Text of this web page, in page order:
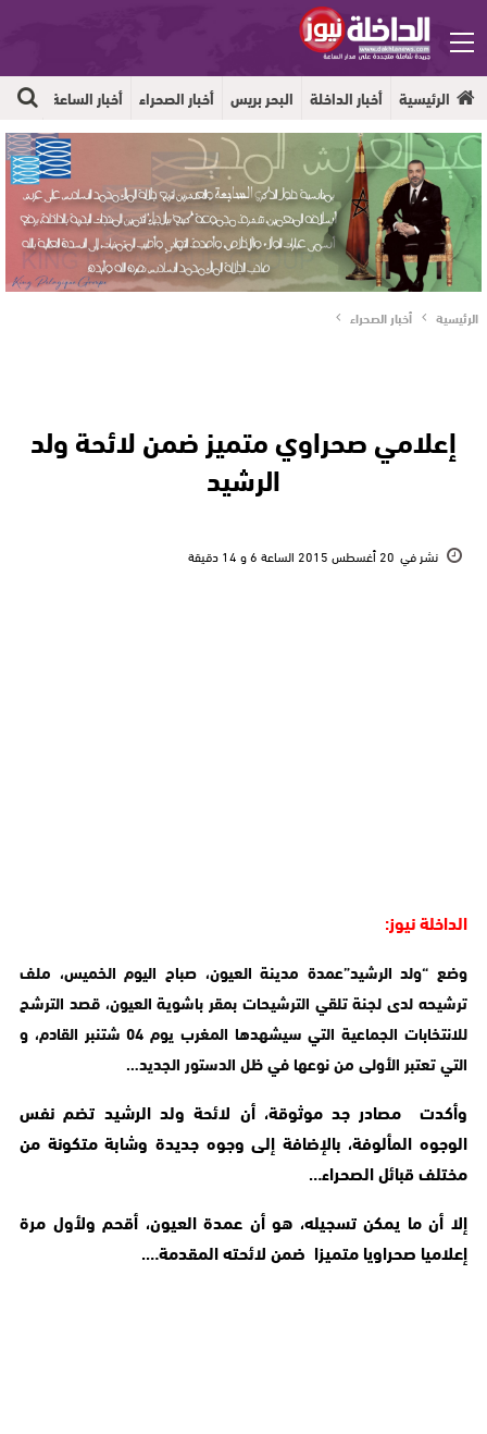
الرئيسية أخبار الداخلة البحر بريس أخبار الصحراء أخبار الساعة
الرئيسية أخبار الصحراء
إعلامي صحراوي متميز ضمن لائحة ولد
الرشيد
نشر في 20 أغسطس 2015 الساعة 6 و 14 دقيقة
الداخلة نيوز:
وضع “ولد الرشيد”عمدة مدينة العيون، صباح اليوم الخميس، ملف
ترشيحه لدى لجنة تلقي الترشيحات بمقر باشوية العيون، قصد الترشح
للانتخابات الجماعية التي سيشهدها المغرب يوم 04 شتنبر القادم، و
التي تعتبر الأولى من نوعها في ظل الدستور الجديد…
وأكدت مصادر جد موثوقة، أن لائحة ولد الرشيد تضم نفس
الوجوه المألوفة، بالإضافة إلى وجوه جديدة وشابة متكونة من
مختلف قبائل الصحراء…
إلا أن ما يمكن تسجيله، هو أن عمدة العيون، أقحم ولأول مرة
إعلاميا صحراويا متميزا ضمن لائحته المقدمة….